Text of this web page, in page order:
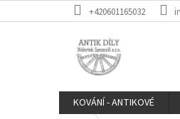
na
+420601165032
KOVÁNÍ - ANTIKOVÉ